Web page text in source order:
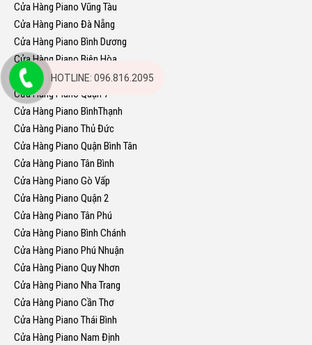
Cửa Hàng Piano Vũng Tàu
Cửa Hàng Piano Đà Nẵng
Cửa Hàng Piano Bình Dương
Cửa Hàng Piano Biên Hòa
Cửa Hàng Piano Hải Phòng
Cửa Hàng Piano Quận 7
Cửa Hàng Piano BìnhThạnh
Cửa Hàng Piano Thủ Đức
Cửa Hàng Piano Quận Bình Tân
Cửa Hàng Piano Tân Bình
Cửa Hàng Piano Gò Vấp
Cửa Hàng Piano Quận 2
Cửa Hàng Piano Tân Phú
Cửa Hàng Piano Bình Chánh
Cửa Hàng Piano Phú Nhuận
Cửa Hàng Piano Quy Nhơn
Cửa Hàng Piano Nha Trang
Cửa Hàng Piano Cần Thơ
Cửa Hàng Piano Thái Bình
Cửa Hàng Piano Nam Định
HOTLINE: 096.816.2095